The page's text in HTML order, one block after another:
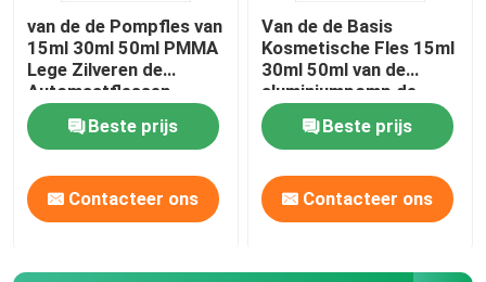
van de de Pompfles van
15ml 30ml 50ml PMMA
Lege Zilveren de
Automaatflessen
Zonder lucht Zonder
lucht
Beste prijs
Contacteer ons
Van de de Basis
Kosmetische Fles 15ml
30ml 50ml van de
aluminiumpomp de
Pompfles Zonder lucht
Zonder luchtBeste prijs
Contacteer ons